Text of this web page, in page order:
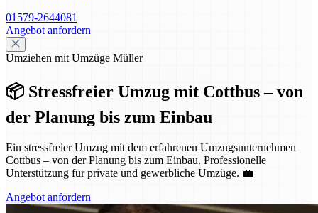
01579-2644081
Angebot anfordern
Umziehen mit Umzüge Müller
📦 Stressfreier Umzug mit Cottbus – von
der Planung bis zum Einbau
Ein stressfreier Umzug mit dem erfahrenen Umzugsunternehmen
Cottbus – von der Planung bis zum Einbau. Professionelle
Unterstützung für private und gewerbliche Umzüge. 💼
Angebot anfordern